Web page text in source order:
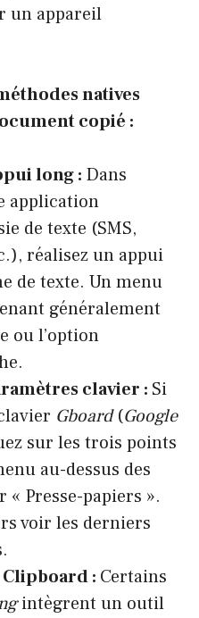
un appareil
natives
copié :
long : Dans
application
de texte (SMS,
réalisez un appui
de texte. Un menu
généralement
ou l’option
clavier : Si
Gboard(Google
sur les trois points
au-dessus des
Presse-papiers ».
voir les derniers
: Certains
intègrent un outil